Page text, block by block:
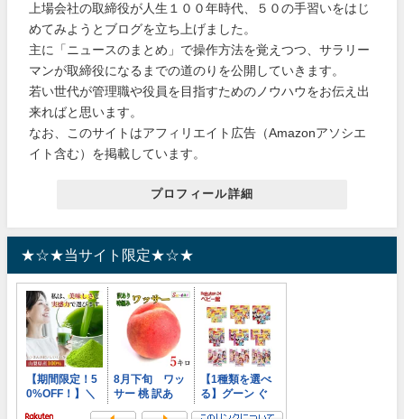
上場会社の取締役が人生１００年時代、５０の手習いをはじ
めてみようとブログを立ち上げました。
主に「ニュースのまとめ」で操作方法を覚えつつ、サラリー
マンが取締役になるまでの道のりを公開していきます。
若い世代が管理職や役員を目指すためのノウハウをお伝え出
来ればと思います。
なお、このサイトはアフィリエイト広告（Amazonアソシエ
イト含む）を掲載しています。
プロフィール詳細
★☆★当サイト限定★☆★